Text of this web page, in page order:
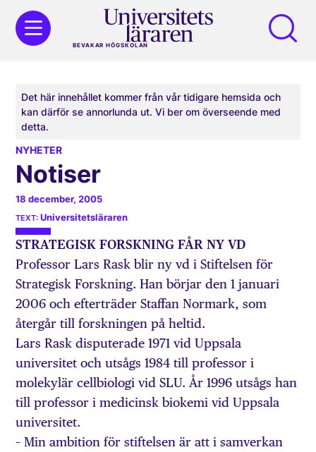
BEVAKAR HÖGSKOLAN
Det här innehållet kommer från vår tidigare hemsida och
kan därför se annorlunda ut. Vi ber om överseende med
detta.
NYHETER
Notiser
18 december, 2005
Universitetsläraren
STRATEGISK FORSKNING FÅR NY VD
Professor Lars Rask blir ny vd i Stiftelsen för
Strategisk Forskning. Han börjar den 1 januari
2006 och efterträder Staffan Normark, som
återgår till forskningen på heltid.
Lars Rask disputerade 1971 vid Uppsala
universitet och utsågs 1984 till professor i
molekylär cellbiologi vid SLU. År 1996 utsågs han
till professor i medicinsk biokemi vid Uppsala
universitet.
– Min ambition för stiftelsen är att i samverkan